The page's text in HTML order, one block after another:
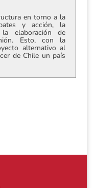
en torno a la
y acción, la
elaboración de
Esto, con la
alternativo al
de Chile un país